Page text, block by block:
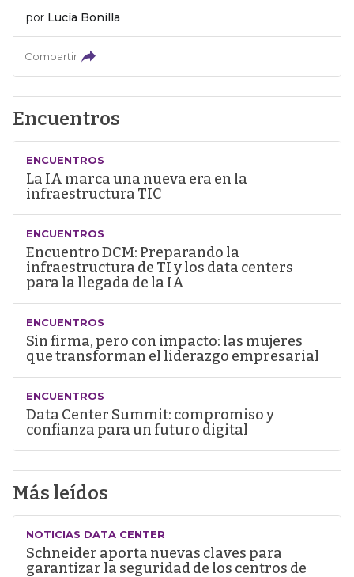
por Lucía Bonilla
Compartir
Encuentros
ENCUENTROS
La IA marca una nueva era en la
infraestructura TIC
ENCUENTROS
Encuentro DCM: Preparando la
infraestructura de TI y los data centers
para la llegada de la IA
ENCUENTROS
Sin firma, pero con impacto: las mujeres
que transforman el liderazgo empresarial
ENCUENTROS
Data Center Summit: compromiso y
confianza para un futuro digital
Más leídos
NOTICIAS DATA CENTER
Schneider aporta nuevas claves para
garantizar la seguridad de los centros de